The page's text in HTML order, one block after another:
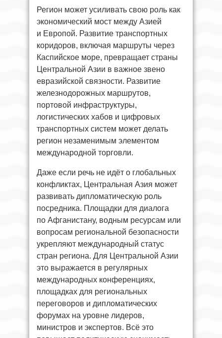
Регион может усиливать свою роль как
экономический мост между Азией
и Европой. Развитие транспортных
коридоров, включая маршруты через
Каспийское море, превращает страны
Центральной Азии в важное звено
евразийской связности. Развитие
железнодорожных маршрутов,
портовой инфраструктуры,
логистических хабов и цифровых
транспортных систем может делать
регион незаменимым элементом
международной торговли.
Даже если речь не идёт о глобальных
конфликтах, Центральная Азия может
развивать дипломатическую роль
посредника. Площадки для диалога
по Афганистану, водным ресурсам или
вопросам региональной безопасности
укрепляют международный статус
стран региона. Для Центральной Азии
это выражается в регулярных
международных конференциях,
площадках для региональных
переговоров и дипломатических
форумах на уровне лидеров,
министров и экспертов. Всё это